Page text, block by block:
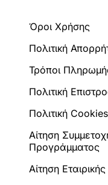
Όροι Χρήσης
Πολιτική
Τρόποι
Πολιτική
Πολιτική
Αίτηση
Προγράμματος
Αίτηση